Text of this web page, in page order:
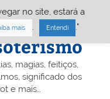
Portal
magias, feitiços,
significado dos
e mais…
no site, estará a
mais Entendi ."